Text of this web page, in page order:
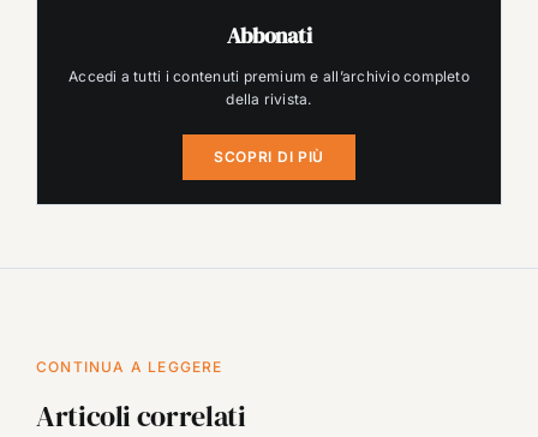
Abbonati
Accedi a tutti i contenuti premium e all’archivio completo
della rivista.
SCOPRI DI PIÙ
CONTINUA A LEGGERE
Articoli correlati